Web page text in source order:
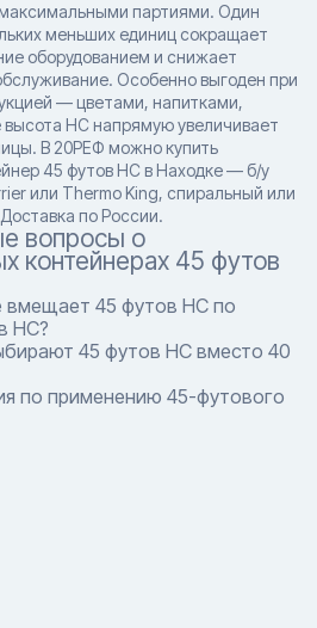
партиями. Один
меньших единиц сокращает
оборудованием и снижает
Особенно выгоден при
— цветами, напитками,
HC напрямую увеличивает
В 20РЕФ можно купить
45 футов HC в Находке — б/у
или Thermo King, спиральный или
по России.
вопросы о
контейнерах 45 футов
45 футов HC по
HC?
45 футов HC вместо 40
по применению 45-футового